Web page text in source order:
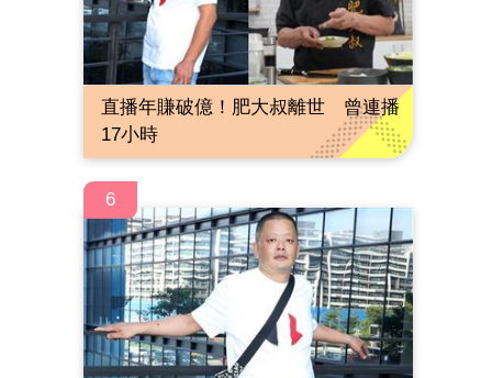
直播年賺破億！肥大叔離世 曾連播
17小時
6